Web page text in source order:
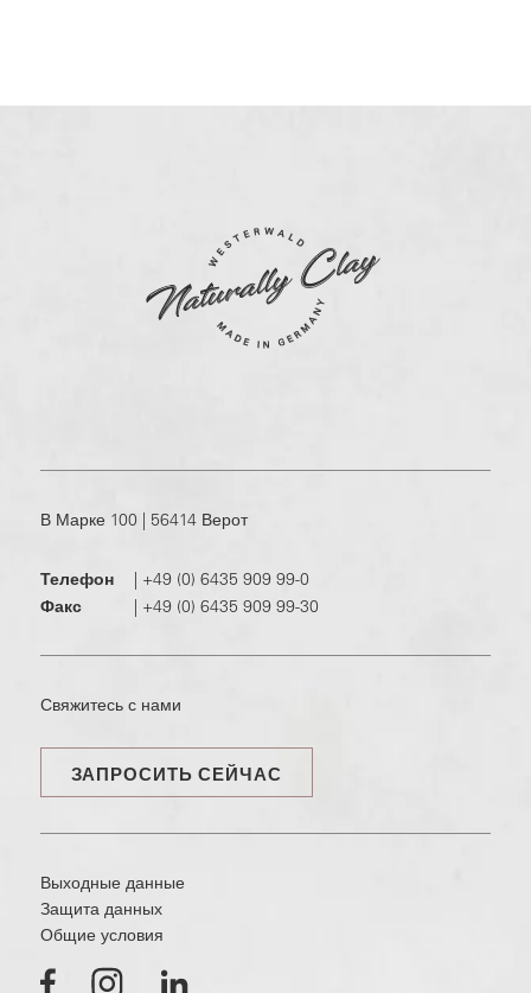
В Марке 100 | 56414 Верот
Телефон | +49 (0) 6435 909 99-0
Факс
| +49 (0) 6435 909 99-30
Свяжитесь с нами
ЗАПРОСИТЬ СЕЙЧАС
Выходные данные
Защита данных
Общие условия